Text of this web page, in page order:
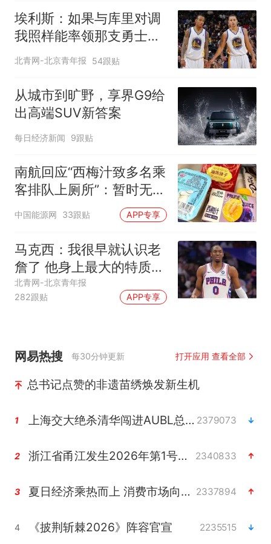
埃利斯：如果与库里对调
我照样能率领那支勇士取
得现在的成就
北青网-北京青年报 54跟贴
从城市到旷野，享界G9给
出高端SUV新答案
每日经济新闻 9跟贴
南航回应“西梅汁致多名乘
客排队上厕所”：暂时无法
核查是否发放西梅汁
中国能源网 33跟贴 APP专享
马克西：我很早就认识老
詹了 他身上最大的特质就
是谦逊
北青网-北京青年报
282跟贴
APP专享
网易热搜 每30分钟更新 打开应用 查看全部
总书记点赞的非遗苗绣焕发新生机
1 上海交大绝杀清华闯进AUBL总决赛 2379073
2 浙江省甬江发生2026年第1号洪水 2340833
3 夏日经济乘热而上 消费市场向新而行 2337894
4 《披荆斩棘2026》阵容官宣 2235515